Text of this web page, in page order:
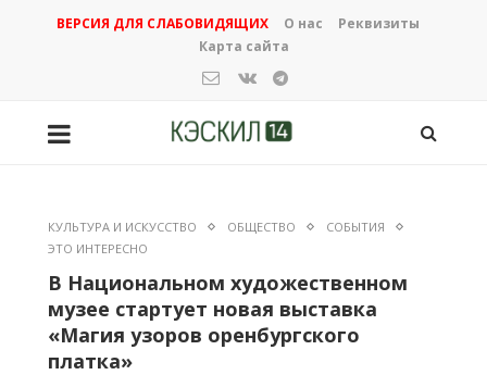
ВЕРСИЯ ДЛЯ СЛАБОВИДЯЩИХ О нас
Реквизиты
Карта сайта
КУЛЬТУРА И ИСКУССТВО ОБЩЕСТВО
СОБЫТИЯ
ЭТО ИНТЕРЕСНО
В Национальном художественном
музее стартует новая выставка
«Магия узоров оренбургского
платка»